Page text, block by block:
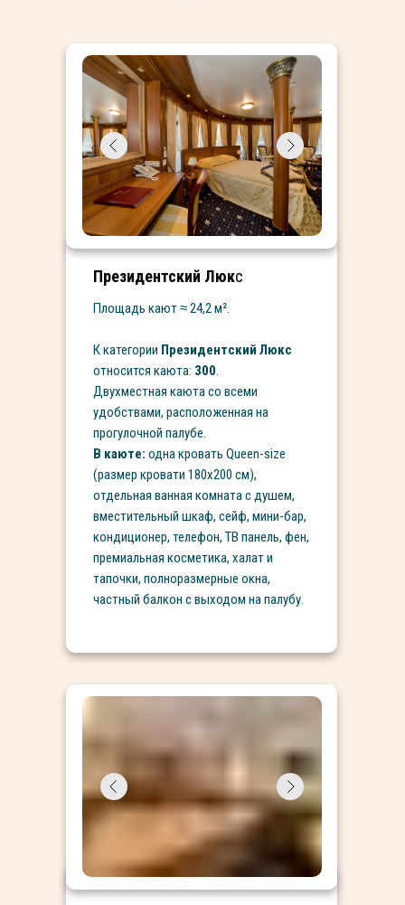
Площадь кают ≈ 24,2 м².
К категории Президентский Люкс
относится каюта: 300.
Двухместная каюта со всеми
удобствами, расположенная на
прогулочной палубе.
В каюте: одна кровать Queen-size
(размер кровати 180х200 см),
отдельная ванная комната с душем,
вместительный шкаф, сейф, мини-бар,
кондиционер, телефон, ТВ панель, фен,
премиальная косметика, халат и
тапочки, полноразмерные окна,
частный балкон с выходом на палубу.
Президентский Люкс